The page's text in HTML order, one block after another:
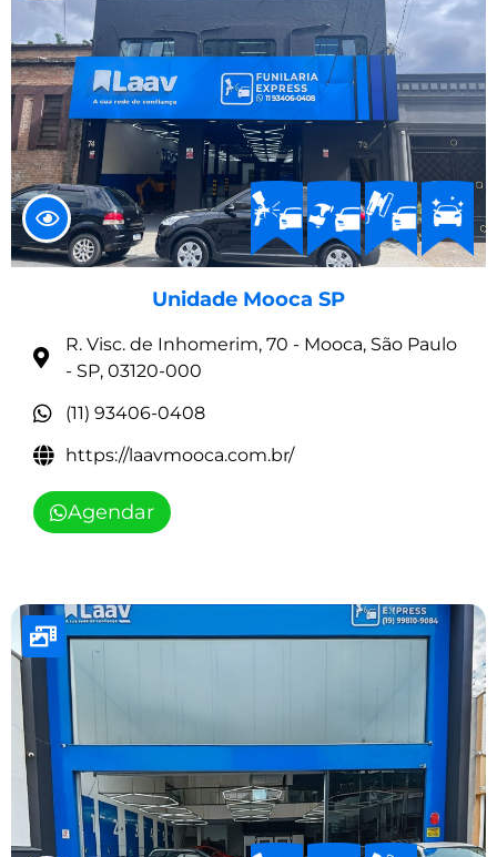
Unidade Mooca SP
R. Visc. de Inhomerim, 70 - Mooca, São Paulo
- SP, 03120-000
(11) 93406-0408
https://laavmooca.com.br/
Agendar